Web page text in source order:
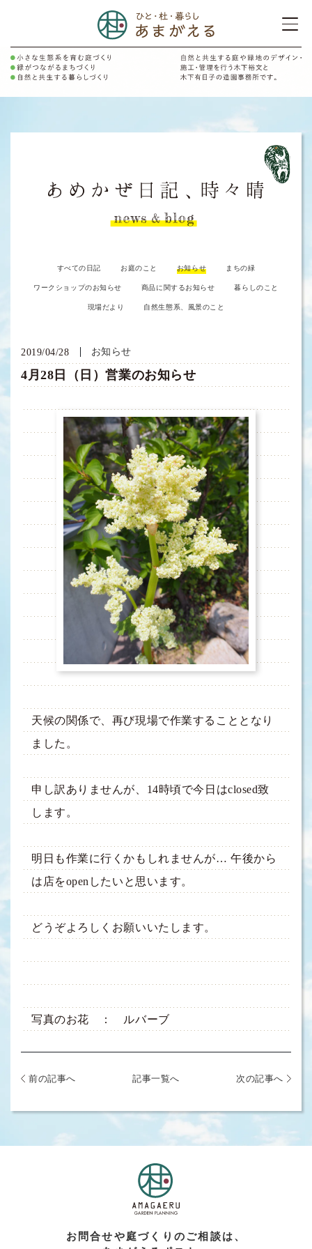
すべての日記 お庭のこと お知らせ まちの緑
ワークショップのお知らせ 商品に関するお知らせ 暮らしのこと
現場だより 自然生態系、風景のこと
2019/04/28 お知らせ
4月28日（日）営業のお知らせ
天候の関係で、再び現場で作業することとなり
ました。
申し訳ありませんが、14時頃で今日はclosed致
します。
明日も作業に行くかもしれませんが… 午後から
は店をopenしたいと思います。
どうぞよろしくお願いいたします。
写真のお花 ： ルバーブ
前の記事へ 記事一覧へ 次の記事へ
お問合せや庭づくりのご相談は、